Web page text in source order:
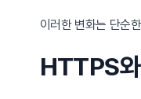
이러한 변화는 단순
HTTPS